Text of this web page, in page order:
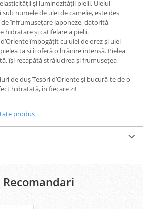
intima
& pedichiura
pedichiura
și luminozității pielii. Uleiul
sub numele de ulei de camelie, este des
înfrumusețare japoneze, datorită
hidratare și catifelare a pielii.
îmbogățit cu ulei de orez și ulei
ta și îi oferă o hrănire intensă. Pielea
își recapătă strălucirea și frumusețea
de duș Tesori d’Oriente și bucură-te de o
hidratată, în fiecare zi!
produs
Recomandari